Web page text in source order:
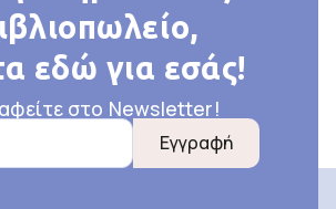
εδώ για εσάς!
στο Newsletter!
Εγγραφή